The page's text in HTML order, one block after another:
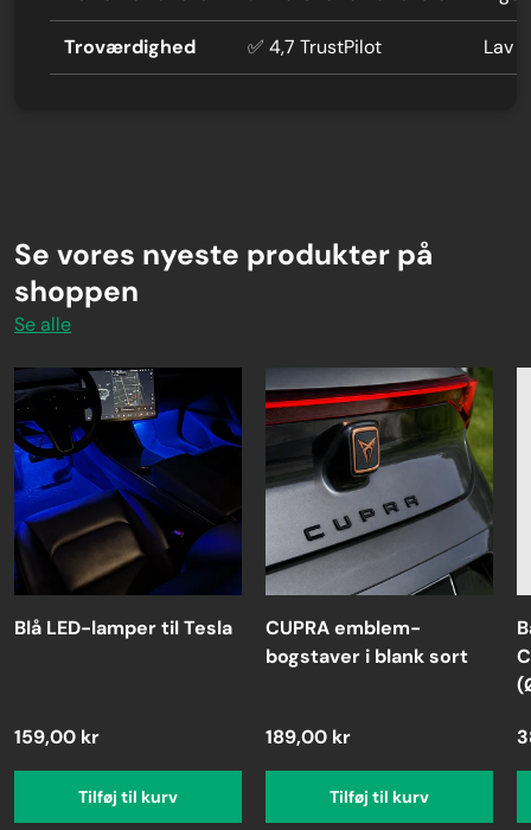
Troværdighed ✅ 4,7 TrustPilot Lav
Se vores nyeste produkter på
shoppen
Se alle
Blå LED-lamper til Tesla
159,00 kr
Tilføj til kurv
CUPRA emblem-
bogstaver i blank sort
189,00 kr
Tilføj til kurv